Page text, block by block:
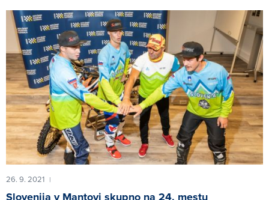
26. 9. 2021 |
Slovenija v Mantovi skupno na 24. mestu